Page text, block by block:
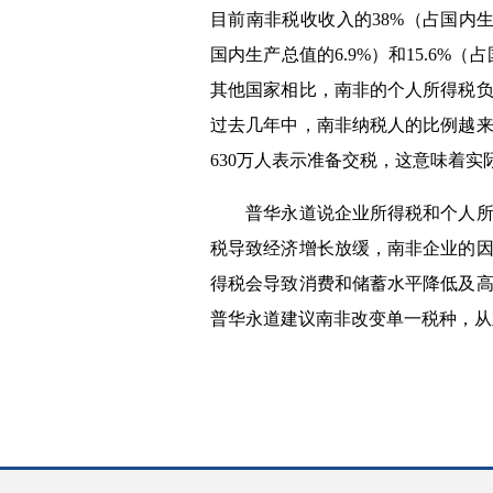
目前南非税收收入的38% （占国内
国内生产总值的6.9%）和15.6% （
其他国家相比，南非的个人所得税
过去几年中，南非纳税人的比例越
630万人表示准备交税，这意味着实
普华永道说企业所得税和个人所
税导致经济增长放缓，南非企业的
得税会导致消费和储蓄水平降低及
普华永道建议南非改变单一税种，